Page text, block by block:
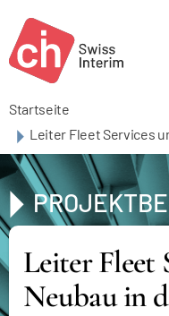
Startseite
Leiter Fleet Services
Leiter Fleet
Neubau in